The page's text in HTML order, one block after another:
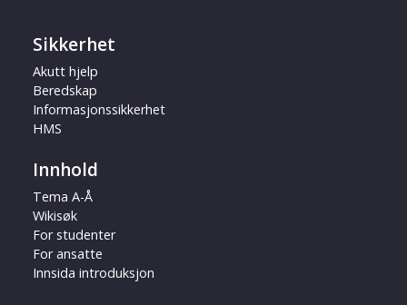
Sikkerhet
Akutt hjelp
Beredskap
Informasjonssikkerhet
HMS
Innhold
Tema A-Å
Wikisøk
For studenter
For ansatte
Innsida introduksjon